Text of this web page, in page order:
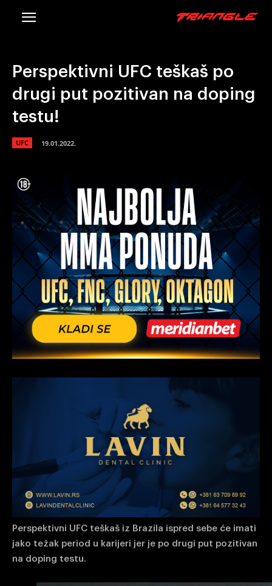
Perspektivni UFC teškaš po
drugi put pozitivan na doping
testu!
UFC 19.01.2022.
Perspektivni UFC teškaš iz Brazila ispred sebe će imati
jako težak period u karijeri jer je po drugi put pozitivan
na doping testu.